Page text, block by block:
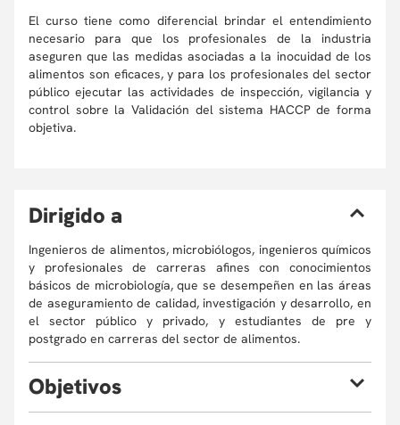
El curso tiene como diferencial brindar el entendimiento
necesario para que los profesionales de la industria
aseguren que las medidas asociadas a la inocuidad de los
alimentos son eficaces, y para los profesionales del sector
público ejecutar las actividades de inspección, vigilancia y
control sobre la Validación del sistema HACCP de forma
objetiva.
Dirigido a
Ingenieros de alimentos, microbiólogos, ingenieros químicos
y profesionales de carreras afines con conocimientos
básicos de microbiología, que se desempeñen en las áreas
de aseguramiento de calidad, investigación y desarrollo, en
el sector público y privado, y estudiantes de pre y
postgrado en carreras del sector de alimentos.
Objetivos